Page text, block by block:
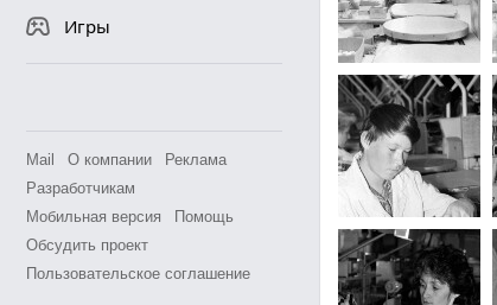
Игры
Mail О компании
Реклама
Разработчикам
Мобильная версия
Помощь
Обсудить проект
Пользовательское соглашение